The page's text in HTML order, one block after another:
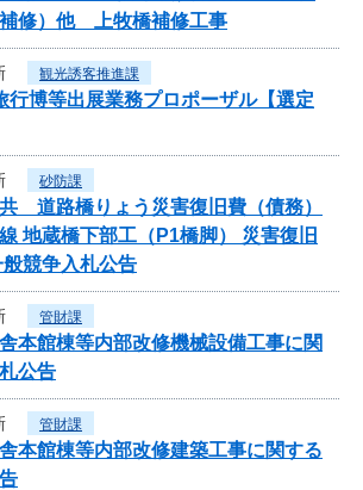
修）他 上牧橋補修工事
観光誘客推進課
行博等出展業務プロポーザル【選定
砂防課
共 道路橋りょう災害復旧費（債務）
地蔵橋下部工（P1橋脚） 災害復旧
競争入札公告
管財課
本館棟等内部改修機械設備工事に関
公告
管財課
本館棟等内部改修建築工事に関する